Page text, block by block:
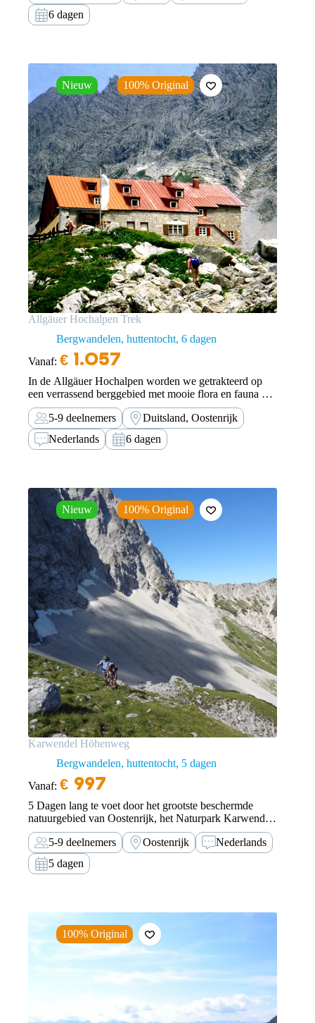
6 dagen
Nieuw 100% Original
Allgäuer Hochalpen Trek
Bergwandelen, huttentocht 6 dagen
Vanaf: € 1.057
In de Allgäuer Hochalpen worden we getrakteerd op
een verrassend berggebied met mooie flora en fauna en
gezellige berghutten met goede keukens.
5-9 deelnemers
Duitsland, Oostenrijk
Nederlands
6 dagen
Nieuw 100% Original
Karwendel Höhenweg
Bergwandelen, huttentocht 5 dagen
Vanaf: € 997
5 Dagen lang te voet door het grootste beschermde
natuurgebied van Oostenrijk, het Naturpark Karwendel.
Onze Karwendel Höhenweg is een bucketlist avontuur
voor ervaren en conditioneel sterke huttentochters.
5-9 deelnemers Oostenrijk
Nederlands
5 dagen
100% Original